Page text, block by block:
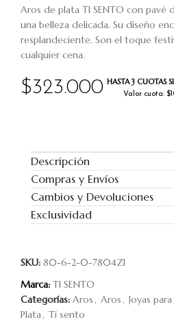
$323.000 HASTA 3 CUOTAS
Valor cuota:
Aros de plata TI SENTO con pavé
una belleza delicada. Su diseño
resplandeciente. Son el toque
cualquier cena.
Descripción
Compras y Envíos
Cambios y Devoluciones
Exclusividad
SKU: 80-6-2-0-7804ZI
Categorías: Aros, Aros, Joyas
Plata, Ti sento
Marca: TI SENTO